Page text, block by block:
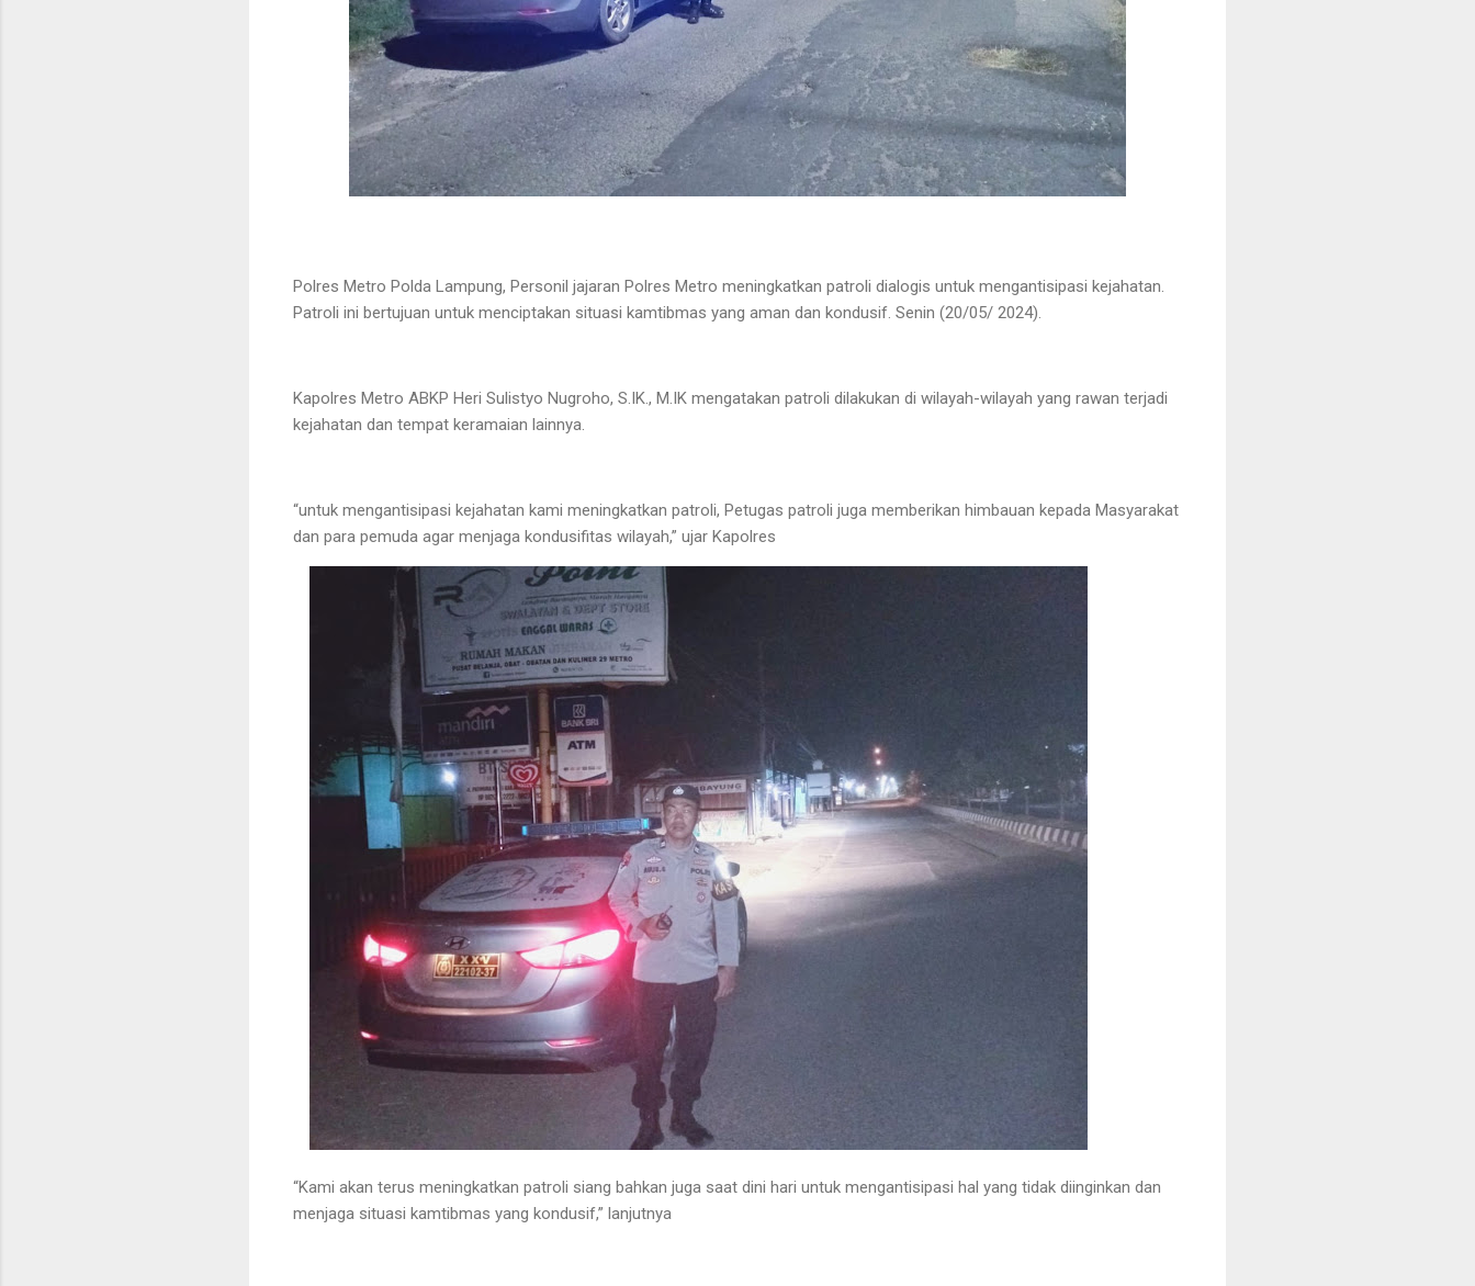
Polres Metro Polda Lampung, Personil jajaran Polres Metro meningkatkan patroli dialogis untuk mengantisipasi kejahatan.
Patroli ini bertujuan untuk menciptakan situasi kamtibmas yang aman dan kondusif. Senin (20/05/ 2024).
Kapolres Metro ABKP Heri Sulistyo Nugroho, S.IK., M.IK mengatakan patroli dilakukan di wilayah-wilayah yang rawan terjadi
kejahatan dan tempat keramaian lainnya.
“untuk mengantisipasi kejahatan kami meningkatkan patroli, Petugas patroli juga memberikan himbauan kepada Masyarakat
dan para pemuda agar menjaga kondusifitas wilayah,” ujar Kapolres
“Kami akan terus meningkatkan patroli siang bahkan juga saat dini hari untuk mengantisipasi hal yang tidak diinginkan dan
menjaga situasi kamtibmas yang kondusif,” lanjutnya